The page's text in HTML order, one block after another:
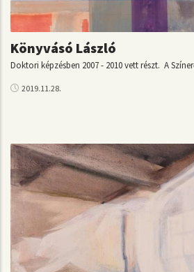
Könyvásó László
Doktori képzésben 2007 - 2010 vett részt. A
2019.11.28.